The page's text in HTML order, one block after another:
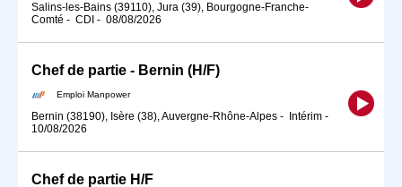
Salins-les-Bains (39110), Jura (39), Bourgogne-Franche-
Comté - CDI - 08/08/2026
Chef de partie - Bernin (H/F)
Emploi Manpower
Bernin (38190), Isère (38), Auvergne-Rhône-Alpes - Intérim -
10/08/2026
Chef de partie H/F